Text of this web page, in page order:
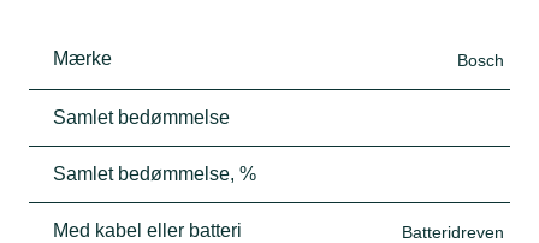
Mærke Bosch
Samlet bedømmelse
Samlet bedømmelse, %
Med kabel eller batteri Batteridreven